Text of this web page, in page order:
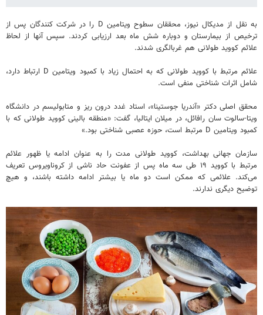
به نقل از مدیکال نیوز، محققان سطوح ویتامین D را در شرکت کنندگان پس از
ترخیص از بیمارستان و دوباره شش ماه بعد ارزیابی کردند. سپس آنها از لحاظ
علائم کووید طولانی هم غربالگری شدند.
علائم مرتبط با کووید طولانی که به احتمال زیاد با کمبود ویتامین D ارتباط دارد،
شامل اثرات شناختی منفی است.
محقق اصلی دکتر «آندریا جوستینا»، استاد غدد درون ریز و متابولیسم در دانشگاه
ویتا-سالوت سان رافائل، در میلان ایتالیا، گفت: «منطقه بالینی کووید طولانی که با
کمبود ویتامین D مرتبط است، حوزه عصبی شناختی بود.»
سازمان جهانی بهداشت، کووید طولانی مدت را به عنوان ادامه یا ظهور علائم
مرتبط با کووید ۱۹ طی سه ماه پس از عفونت حاد ناشی از کروناویروس تعریف
می‌کند. علائمی که ممکن است دو ماه یا بیشتر ادامه داشته باشند، و هیچ
توضیح دیگری ندارند.